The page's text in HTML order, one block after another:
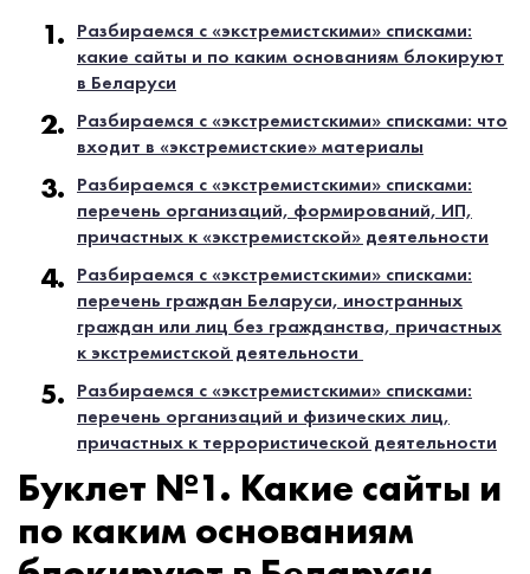
Разбираемся с «экстремистскими» списками:
какие сайты и по каким основаниям блокируют
в Беларуси
Разбираемся с «экстремистскими» списками: что
входит в «экстремистские» материалы
Разбираемся с «экстремистскими» списками:
перечень организаций, формирований, ИП,
причастных к«‎экстремистской» деятельности
Разбираемся с «экстремистскими» списками:
перечень граждан Беларуси, иностранных
граждан или лиц без гражданства, причастных
к экстремистской деятельности
Разбираемся с «экстремистскими» списками:
перечень организаций и физических лиц,
причастных к террористической деятельности
Буклет №1. Какие сайты и
по каким основаниям